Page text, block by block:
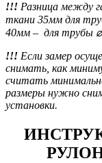
!!! Разница между
ткани 35мм для
40мм – для трубы
!!! Если замер
снимать, как
считать
размеры нужно
установки.